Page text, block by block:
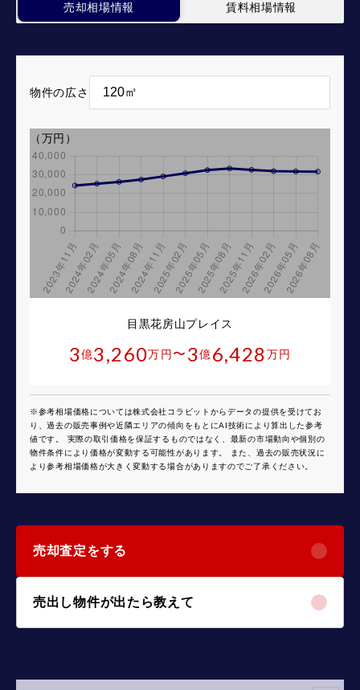
売却相場情報 賃料相場情報
物件の広さ
目黒花房山プレイス
3億3,260万円 〜 3億6,428万円
※参考相場価格については株式会社コラビットからデータの提供を受けてお
り、過去の販売事例や近隣エリアの傾向をもとにAI技術により算出した参考
値です。 実際の取引価格を保証するものではなく、最新の市場動向や個別の
物件条件により価格が変動する可能性があります。 また、過去の販売状況に
より参考相場価格が大きく変動する場合がありますのでご了承ください。
（万円）
売却査定をする
売出し物件が出たら教えて